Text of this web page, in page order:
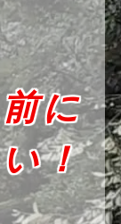
に
！